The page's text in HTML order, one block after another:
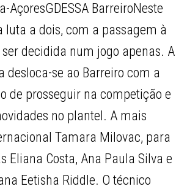
AçoresGDESSA BarreiroNeste
luta a dois, com a passagem à
decidida num jogo apenas. A
desloca-se ao Barreiro com a
de prosseguir na competição e
no plantel. A mais
Tamara Milovac, para
Eliana Costa, Ana Paula Silva e
Eetisha Riddle. O técnico